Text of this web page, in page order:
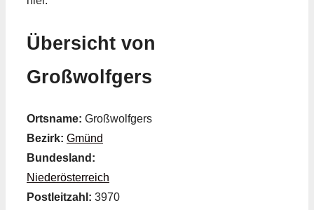
Übersicht von
Großwolfgers
Ortsname: Großwolfgers
Bezirk: Gmünd
Bundesland:
Niederösterreich
Postleitzahl: 3970